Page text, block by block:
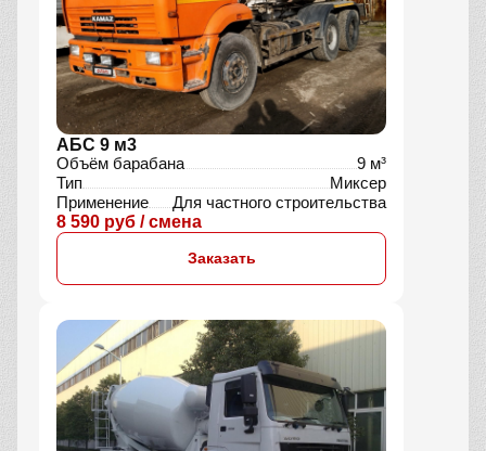
АБС 9 м3
Объём барабана
9 м³
Тип
Миксер
Применение
Для частного строительства
8 590 руб / смена
Заказать